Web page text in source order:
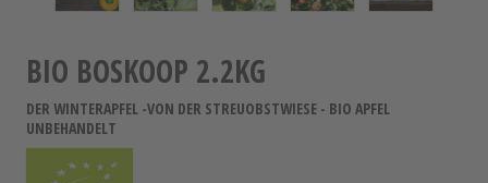
BIO BOSKOOP 2.2KG
DER WINTERAPFEL -VON DER STREUOBSTWIESE - BIO APFEL
UNBEHANDELT